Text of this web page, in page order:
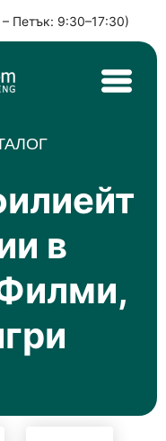
Петък: 9:30–17:30)
в